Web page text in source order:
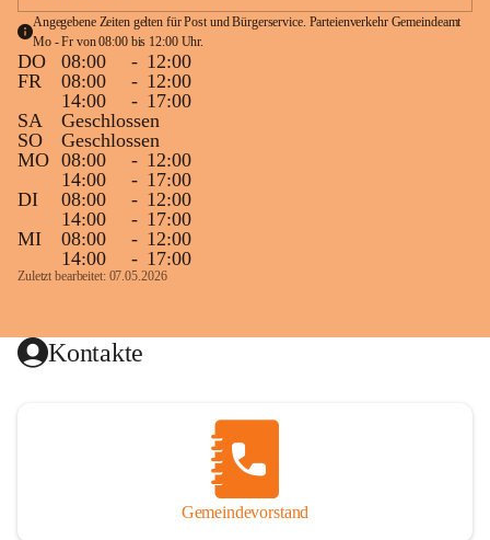
Angegebene Zeiten gelten für Post und Bürgerservice. Parteienverkehr Gemeindeamt
Mo - Fr von 08:00 bis 12:00 Uhr.
DO 08:00 - 12:00
FR
08:00 - 12:00
14:00
- 17:00
SA
Geschlossen
SO
Geschlossen
MO 08:00 - 12:00
14:00
- 17:00
DI
08:00 - 12:00
14:00
- 17:00
MI
08:00 - 12:00
14:00
- 17:00
Zuletzt bearbeitet: 07.05.2026
Kontakte
Gemeindevorstand